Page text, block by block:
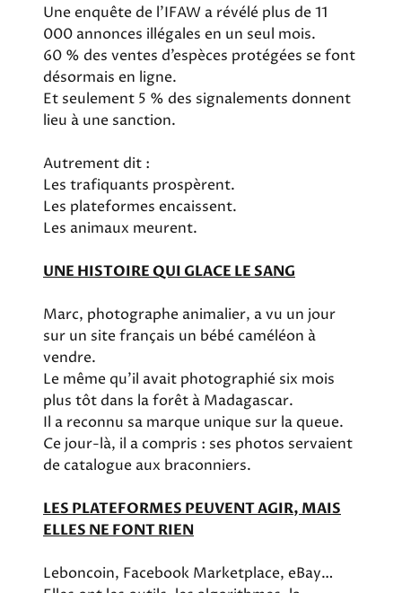
Une enquête de l’IFAW a révélé plus de 11
000 annonces illégales en un seul mois.
60 % des ventes d’espèces protégées se font
désormais en ligne.
Et seulement 5 % des signalements donnent
lieu à une sanction.
Autrement dit :
Les trafiquants prospèrent.
Les plateformes encaissent.
Les animaux meurent.
UNE HISTOIRE QUI GLACE LE SANG
Marc, photographe animalier, a vu un jour
sur un site français un bébé caméléon à
vendre.
Le même qu’il avait photographié six mois
plus tôt dans la forêt à Madagascar.
Il a reconnu sa marque unique sur la queue.
Ce jour-là, il a compris : ses photos servaient
de catalogue aux braconniers.
LES PLATEFORMES PEUVENT AGIR, MAIS
ELLES NE FONT RIEN
Leboncoin, Facebook Marketplace, eBay…